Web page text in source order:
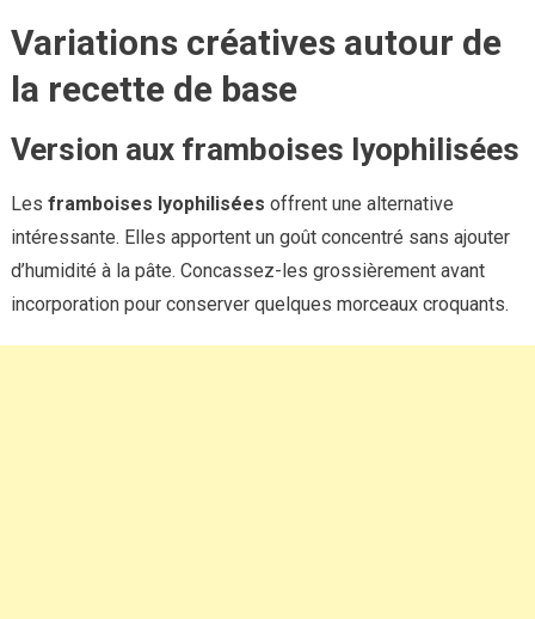
Variations créatives autour de
la recette de base
Version aux framboises lyophilisées
Les framboises lyophilisées offrent une alternative
intéressante. Elles apportent un goût concentré sans ajouter
d’humidité à la pâte. Concassez-les grossièrement avant
incorporation pour conserver quelques morceaux croquants.